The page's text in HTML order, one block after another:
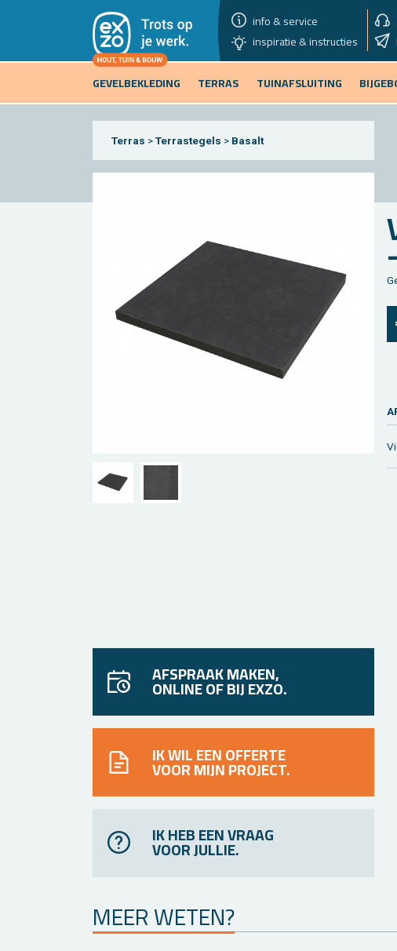
info & service
inspiratie & instructies
GEVELBEKLEDING
TERRAS TUINAFSLUITING
Terras >Terrastegels > Basalt
AFSPRAAK MAKEN,
ONLINE OF BIJ EXZO.
IK WIL EEN OFFERTE
VOOR MIJN PROJECT.
IK HEB EEN VRAAG
VOOR JULLIE.
MEER WETEN?